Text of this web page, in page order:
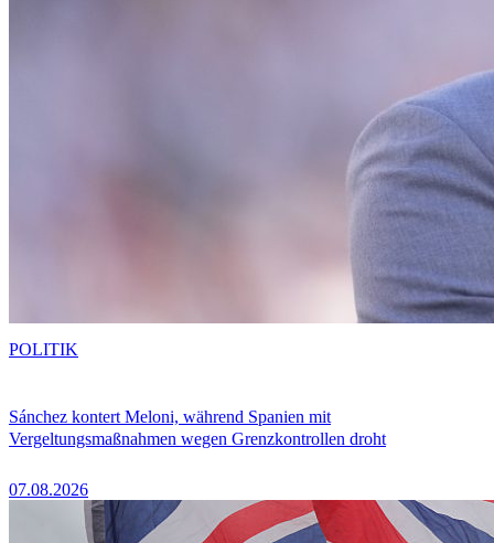
Sánchez kontert Meloni, während Spanien mit
Vergeltungsmaßnahmen wegen Grenzkontrollen droht
07.08.2026
POLITIK